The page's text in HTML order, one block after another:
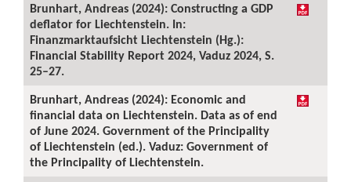
Brunhart, Andreas (2024): Constructing a GDP
deflator for Liechtenstein. In:
Finanzmarktaufsicht Liechtenstein (Hg.):
Financial Stability Report 2024, Vaduz 2024, S.
25–27.
Brunhart, Andreas (2024): Economic and
financial data on Liechtenstein. Data as of end
of June 2024. Government of the Principality
of Liechtenstein (ed.). Vaduz: Government of
the Principality of Liechtenstein.